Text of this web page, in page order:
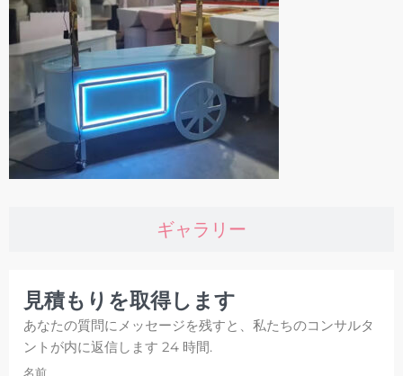
ギャラリー
見積もりを取得します
あなたの質問にメッセージを残すと、私たちのコンサルタ
ントが内に返信します 24 時間.
名前